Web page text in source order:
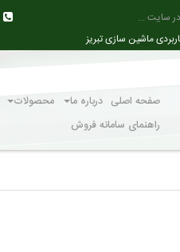
ماشین سازی تبریز
صفحه اصلی درباره ما محصولات
راهنمای سامانه فروش